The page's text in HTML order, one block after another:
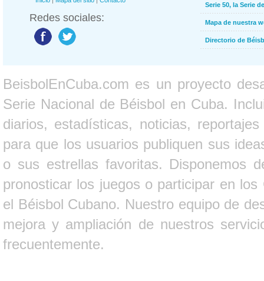
Redes sociales:
Serie 50, la Serie
Mapa de nuestra
Directorio de
BeisbolEnCuba.com es un proyecto
Serie Nacional de Béisbol en Cuba.
diarios, estadísticas, noticias,
para que los usuarios publiquen sus
o sus estrellas favoritas. Disponemos
pronosticar los juegos o participar en
el Béisbol Cubano. Nuestro equipo de
mejora y ampliación de nuestros
frecuentemente.